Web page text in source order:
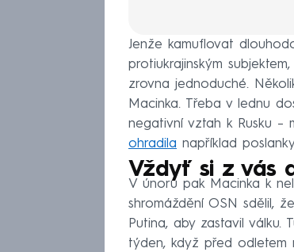
Jenže kamuflovat
protiukrajinským
zrovna jednoduché.
Macinka. Třeba v lednu
negativní vztah k Rusku –
ohradila například
Vždyť si z vás
V únoru pak Macinka k
shromáždění OSN sdělil,
Putina, aby zastavil
týden, když před odletem